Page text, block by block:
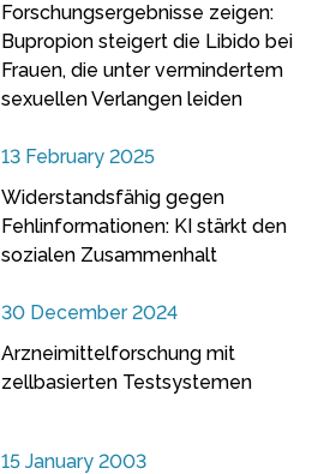
Forschungsergebnisse zeigen:
Bupropion steigert die Libido bei
Frauen, die unter vermindertem
sexuellen Verlangen leiden
13 February 2025
Widerstandsfähig gegen
Fehlinformationen: KI stärkt den
sozialen Zusammenhalt
30 December 2024
Arzneimittelforschung mit
zellbasierten Testsystemen
15 January 2003